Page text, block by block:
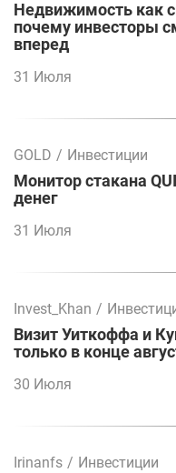
Недвижимость как
почему инвесторы
вперед
31 Июля
GOLD / Инвестиции
Монитор стакана
денег
31 Июля
Invest_Khan /
Визит Уиткоффа и
только в конце
30 Июля
Irinanfs / Инвестиции